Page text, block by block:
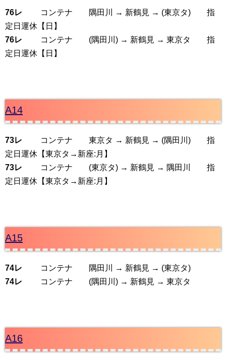
76レ コンテナ 隅田川 → 新鶴見 → (東京タ) 指
定日運休【日】
76レ コンテナ (隅田川) → 新鶴見 → 東京タ 指
定日運休【日】
A14
73レ コンテナ 東京タ → 新鶴見 → (隅田川) 指
定日運休【東京タ→新座:月】
73レ コンテナ (東京タ) → 新鶴見 → 隅田川 指
定日運休【東京タ→新座:月】
A15
74レ コンテナ 隅田川 → 新鶴見 → (東京タ)
74レ コンテナ (隅田川) → 新鶴見 → 東京タ
A16